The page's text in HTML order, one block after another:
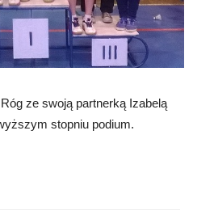
ze swoją partnerką Izabelą
stopniu podium.